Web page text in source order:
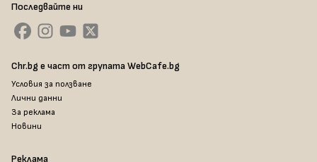
Последвайте ни
Chr.bg е част от групата WebCafe.bg
Условия за ползване
Лични данни
За реклама
Новини
Реклама